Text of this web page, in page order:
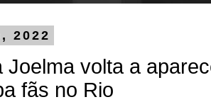
2022
Joelma volta a
fãs no Rio